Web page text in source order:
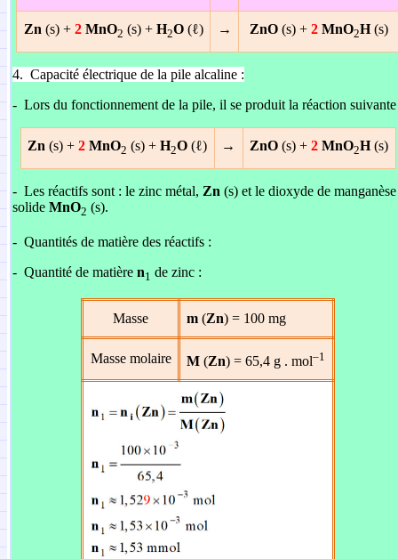
Zn(s) + 2 MnO2 (s) + H2O(ℓ) → ZnO (s) + 2 MnO2H(s)
4. Capacité électrique de la pile alcaline :
- Lors du fonctionnement de la pile, il se produit la réaction
Zn (s) + 2 MnO2 (s) + H2O (ℓ) → ZnO (s) + 2 MnO2H(s)
- Les réactifs sont : le zinc métal, Zn (s) et le dioxyde de manganèse
solide MnO2 (s).
- Quantités de matière des réactifs :
- Quantité de matière n1 de zinc :
Masse m (Zn) = 100 mg
Masse molaire M (Zn) = 65,4 g . mol–1